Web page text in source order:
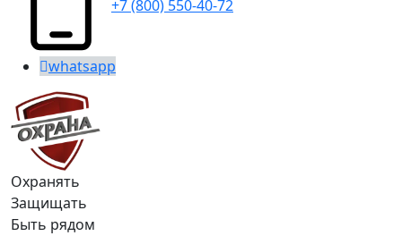
+7 (800) 550-40-72
whatsapp
Охранять
Защищать
Быть рядом